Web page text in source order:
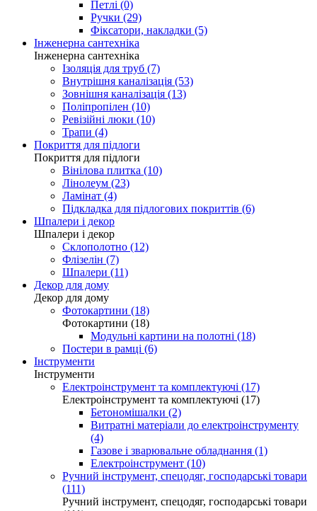
Петлі (0)
Ручки (29)
Фіксатори, накладки (5)
Інженерна сантехніка
Інженерна сантехніка
Ізоляція для труб (7)
Внутрішня каналізація (53)
Зовнішня каналізація (13)
Поліпропілен (10)
Ревізійні люки (10)
Трапи (4)
Покриття для підлоги
Покриття для підлоги
Вінілова плитка (10)
Лінолеум (23)
Ламінат (4)
Підкладка для підлогових покриттів (6)
Шпалери і декор
Шпалери і декор
Склополотно (12)
Флізелін (7)
Шпалери (11)
Декор для дому
Декор для дому
Фотокартини (18)
Фотокартини (18)
Модульні картини на полотні (18)
Постери в рамці (6)
Інструменти
Інструменти
Електроінструмент та комплектуючі (17)
Електроінструмент та комплектуючі (17)
Бетономішалки (2)
Витратні матеріали до електроінструменту
(4)
Газове і зварювальне обладнання (1)
Електроінструмент (10)
Ручний інструмент, спецодяг, господарські товари
(111)
Ручний інструмент, спецодяг, господарські товари